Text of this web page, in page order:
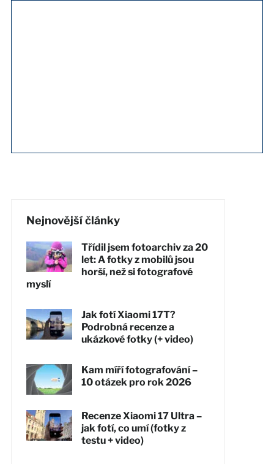
Nejnovější články
Třídil jsem fotoarchiv za 20
let: A fotky z mobilů jsou
horší, než si fotografové
myslí
Jak fotí Xiaomi 17T?
Podrobná recenze a
ukázkové fotky (+ video)
Kam míří fotografování –
10 otázek pro rok 2026
Recenze Xiaomi 17 Ultra –
jak fotí, co umí (fotky z
testu + video)